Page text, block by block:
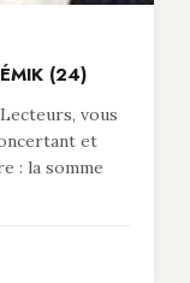
(24)
vous
et
: la somme